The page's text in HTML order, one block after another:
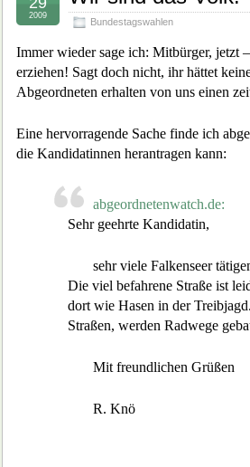
Bundestagswahlen
2009
Immer wieder sage ich: Mitbürger, jetzt
erziehen! Sagt doch nicht, ihr hättet
Abgeordneten erhalten von uns einen
Eine hervorragende Sache finde ich
die Kandidatinnen herantragen kann:
abgeordnetenwatch.de:
Sehr geehrte Kandidatin,
sehr viele Falkenseer
Die viel befahrene Straße ist
dort wie Hasen in der
Straßen, werden Radwege
Mit freundlichen Grüßen
R. Knö